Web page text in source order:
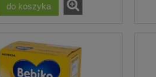
do koszyka